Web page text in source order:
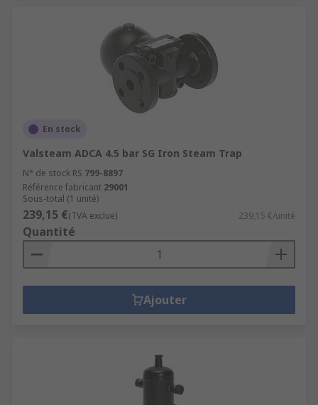
En stock
Valsteam ADCA 4.5 bar SG Iron Steam Trap
N° de stock RS 799-8897
Référence fabricant 29001
Sous-total (1 unité)
239,15 €(TVA exclue) 239,15 €/unité
Quantité
Ajouter